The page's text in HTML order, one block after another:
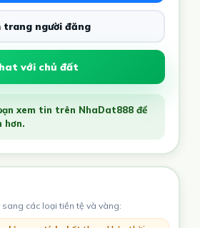
trang người đăng
với chủ đất
xem tin trên NhaDat888 để
hơn.
các loại tiền tệ và vàng: